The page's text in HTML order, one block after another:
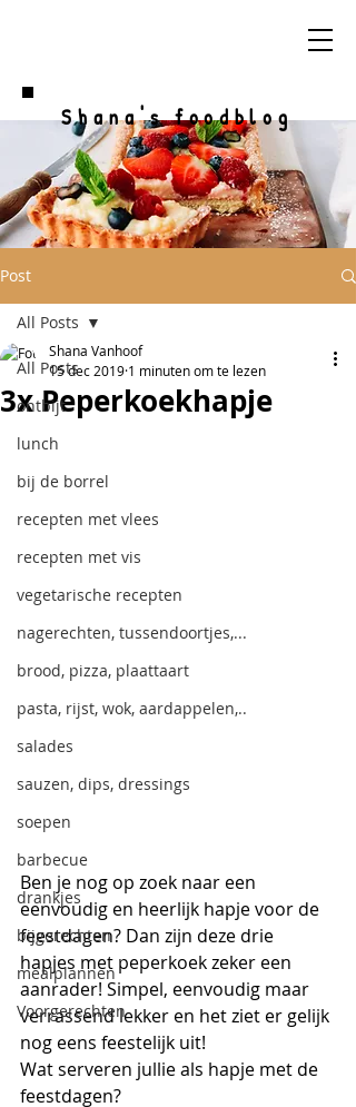
Shana's foodblog
Post
All Posts
ontbijt
lunch
bij de borrel
recepten met vlees
recepten met vis
vegetarische recepten
nagerechten, tussendoortjes,...
brood, pizza, plaattaart
pasta, rijst, wok, aardappelen,..
salades
sauzen, dips, dressings
soepen
barbecue
drankjes
bijgerechten
mealplannen
Voorgerechten
All Posts
3x Peperkoekhapje
Shana Vanhoof
15 dec 2019 1 minuten om te lezen
Ben je nog op zoek naar een
eenvoudig en heerlijk hapje voor de
feestdagen? Dan zijn deze drie
hapjes met peperkoek zeker een
aanrader! Simpel, eenvoudig maar
verrassend lekker en het ziet er gelijk
nog eens feestelijk uit!
Wat serveren jullie als hapje met de
feestdagen?